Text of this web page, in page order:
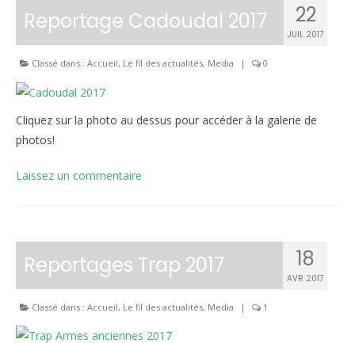
22
JUIL 2017
Reportage Cadoudal 2017
Classé dans : Accueil, Le fil des actualités, Media | 0
Cliquez sur la photo au dessus pour accéder à la galerie de
photos!
Laissez un commentaire
18
AVR 2017
Reportages Trap 2017
Classé dans : Accueil, Le fil des actualités, Media | 1